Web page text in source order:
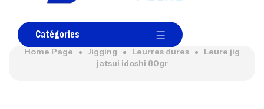
Catégories
Home Page Jigging Leurres dures
Leure jig
jatsui idoshi 80gr